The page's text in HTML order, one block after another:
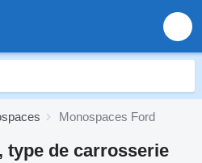
Monospaces Ford
type de carrosserie